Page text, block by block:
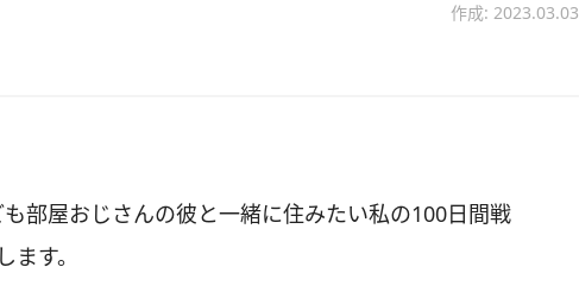
作成: 2023.03.03
部屋おじさんの彼と一緒に住みたい私の100日間戦
す。